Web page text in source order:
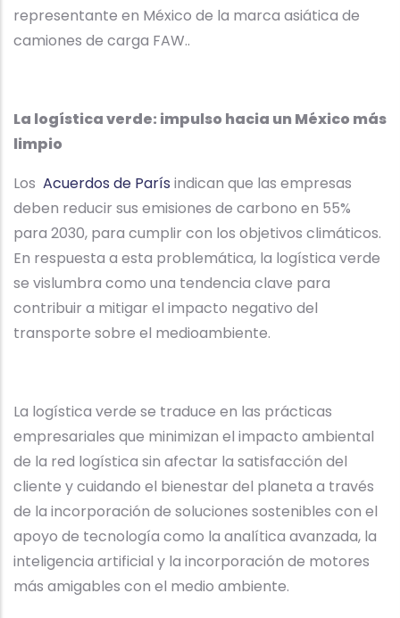
representante en México de la marca asiática de
camiones de carga FAW..
La logística verde: impulso hacia un México más
limpio
Los Acuerdos de París indican que las empresas
deben reducir sus emisiones de carbono en 55%
para 2030, para cumplir con los objetivos climáticos.
En respuesta a esta problemática, la logística verde
se vislumbra como una tendencia clave para
contribuir a mitigar el impacto negativo del
transporte sobre el medioambiente.
La logística verde se traduce en las prácticas
empresariales que minimizan el impacto ambiental
de la red logística sin afectar la satisfacción del
cliente y cuidando el bienestar del planeta a través
de la incorporación de soluciones sostenibles con el
apoyo de tecnología como la analítica avanzada, la
inteligencia artificial y la incorporación de motores
más amigables con el medio ambiente.